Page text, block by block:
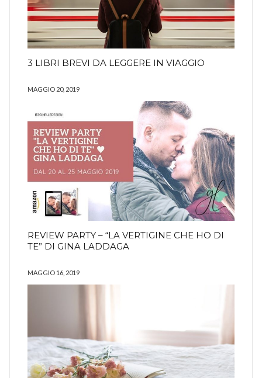
3 LIBRI BREVI DA LEGGERE IN VIAGGIO
MAGGIO 20, 2019
REVIEW PARTY – “LA VERTIGINE CHE HO DI
TE” DI GINA LADDAGA
MAGGIO 16, 2019